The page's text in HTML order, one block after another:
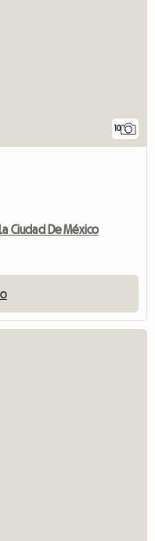
10
Ciudad De México